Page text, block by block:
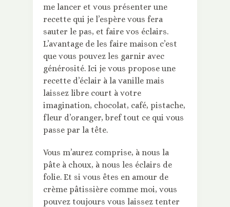
me lancer et vous présenter une
recette qui je l’espère vous fera
sauter le pas, et faire vos éclairs.
L’avantage de les faire maison c’est
que vous pouvez les garnir avec
générosité. Ici je vous propose une
recette d’éclair à la vanille mais
laissez libre court à votre
imagination, chocolat, café, pistache,
fleur d’oranger, bref tout ce qui vous
passe par la tête.
Vous m’aurez comprise, à nous la
pâte à choux, à nous les éclairs de
folie. Et si vous êtes en amour de
crème pâtissière comme moi, vous
pouvez toujours vous laissez tenter